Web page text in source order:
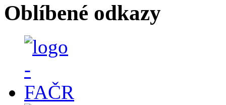
Oblíbené odkazy